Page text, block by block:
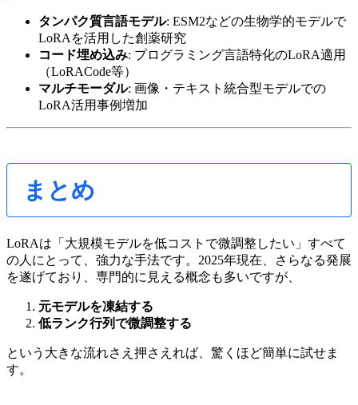
タンパク質言語モデル: ESM2などの生物学的モデルで
LoRAを活用した創薬研究
コード埋め込み: プログラミング言語特化のLoRA適用
（LoRACode等）
マルチモーダル: 画像・テキスト統合型モデルでの
LoRA活用事例増加
まとめ
LoRAは「大規模モデルを低コストで微調整したい」すべて
の人にとって、強力な手法です。2025年現在、さらなる発展
を遂げており、専門的に見える概念も多いですが、
元モデルを凍結する
低ランク行列で微調整する
という大きな流れさえ押さえれば、驚くほど簡単に試せま
す。